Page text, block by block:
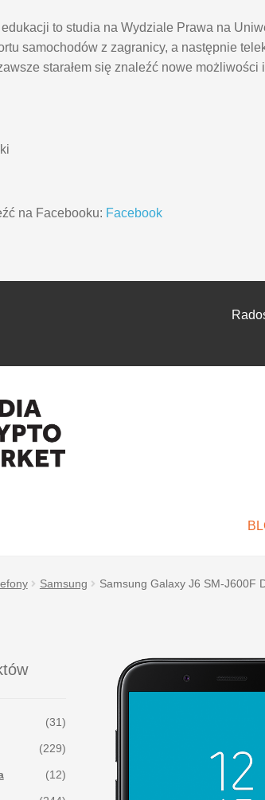
to studia na Wydziale Prawa na
samochodów z zagranicy, a następnie
starałem się znaleźć nowe
na Facebooku: Facebook
Samsung Samsung Galaxy J6 SM-J600F
(31)
(229)
(12)